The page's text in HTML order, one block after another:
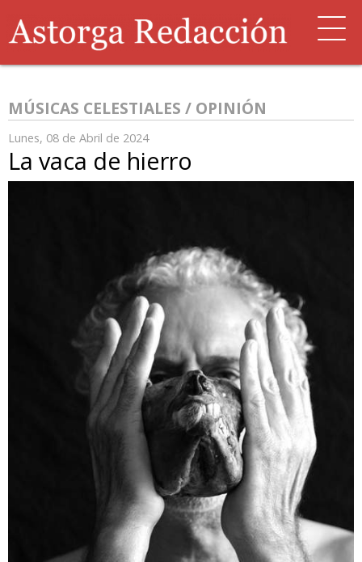
MÚSICAS CELESTIALES / OPINIÓN
Lunes, 08 de Abril de 2024
La vaca de hierro